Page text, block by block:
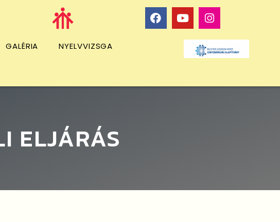
GALÉRIA NYELVVIZSGA
ELJÁRÁS